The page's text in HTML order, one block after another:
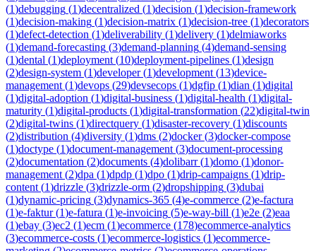
(1)debugging (1)decentralized (1)decision (1)decision-framework
(1)decision-making (1)decision-matrix (1)decision-tree (1)decorators
(1)defect-detection (1)deliverability (1)delivery (1)delmiaworks
(1)demand-forecasting (3)demand-planning (4)demand-sensing
(1)dental (1)deployment (10)deployment-pipelines (1)design
(2)design-system (1)developer(1)development (13)device-
management (1)devops (29)devsecops (1)dgfip (1)dian (1)digital
(1)digital-adoption (1)digital-business (1)digital-health (1)digital-
maturity (1)digital-products (1)digital-transformation (22)digital-twin
(2)digital-twins (1)directquery (1)disaster-recovery (1)discounts
(2)distribution (4)diversity (1)dms (2)docker(3)docker-compose
(1)doctype (1)document-management (3)document-processing
(2)documentation (2)documents (4)dolibarr(1)domo (1)donor-
management (2)dpa (1)dpdp (1)dpo (1)drip-campaigns (1)drip-
content (1)drizzle (3)drizzle-orm (2)dropshipping (3)dubai
(1)dynamic-pricing (3)dynamics-365 (4)e-commerce (2)e-factura
(1)e-faktur(1)e-fatura (1)e-invoicing (5)e-way-bill (1)e2e (2)eaa
(1)ebay (3)ec2 (1)ecm (1)ecommerce (178)ecommerce-analytics
(3)ecommerce-costs (1)ecommerce-logistics (1)ecommerce-